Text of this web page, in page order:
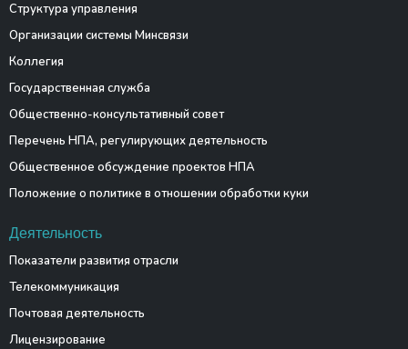
Структура управления
Организации системы Минсвязи
Коллегия
Государственная служба
Общественно-консультативный совет
Перечень НПА, регулирующих деятельность
Общественное обсуждение проектов НПА
Положение о политике в отношении обработки куки
Деятельность
Показатели развития отрасли
Телекоммуникация
Почтовая деятельность
Лицензирование